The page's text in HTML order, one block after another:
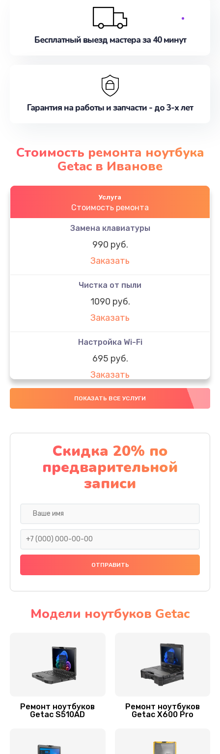
Бесплатный выезд мастера за 40 минут
Гарантия на работы и запчасти - до 3-х лет
Стоимость ремонта ноутбука
Getac в Иванове
Услуга
Стоимость ремонта
Замена клавиатуры
990 руб.
Заказать
Чистка от пыли
1090 руб.
Заказать
Настройка Wi-Fi
695 руб.
Заказать
Настройка ОС ноутбука Getac
Заказать
Настройка BIOS
1490 руб.
Заказать
Замена SSD ноутбука Getac
Установка драйверов
Замена материнской платы
Замена шлейфа матрицы
ПОКАЗАТЬ ВСЕ УСЛУГИ
Скидка 20% по
предварительной
записи
Модели ноутбуков Getac
Ремонт ноутбуков
Getac S510AD
Ремонт ноутбуков
Getac X600 Pro